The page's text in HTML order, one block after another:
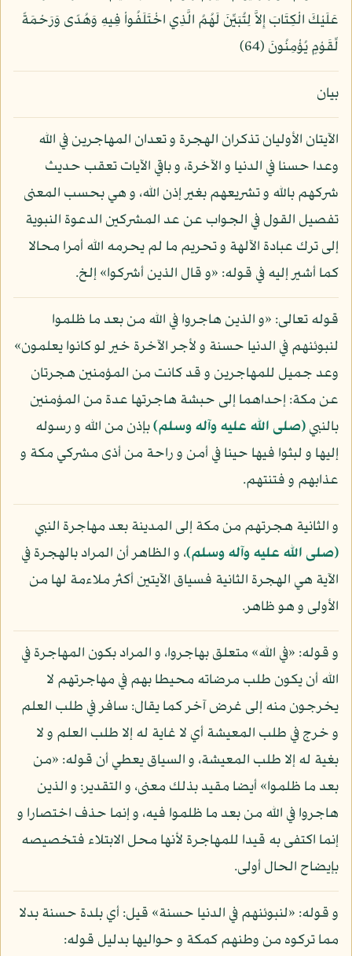
عَلَيْكَ الْكِتَابَ إِلاَّ لِتُبَيِّنَ لَهُمُ الَّذِي اخْتَلَفُواْ فِيهِ وَهُدًى وَرَحْمَةً
لِّقَوْمٍ يُؤْمِنُونَ (64)
بيان
الآيتان الأوليان تذكران الهجرة و تعدان المهاجرين في الله
وعدا حسنا في الدنيا و الآخرة، و باقي الآيات تعقب حديث
شركهم بالله و تشريعهم بغير إذن الله، و هي بحسب المعنى
تفصيل القول في الجواب عن عد المشركين الدعوة النبوية
إلى ترك عبادة الآلهة و تحريم ما لم يحرمه الله أمرا محالا
كما أشير إليه في قوله: «و قال الذين أشركوا» إلخ.
قوله تعالى: «و الذين هاجروا في الله من بعد ما ظلموا
لنبوئنهم في الدنيا حسنة و لأجر الآخرة خير لو كانوا يعلمون»
وعد جميل للمهاجرين و قد كانت من المؤمنين هجرتان
عن مكة: إحداهما إلى حبشة هاجرتها عدة من المؤمنين
بالنبي(صلى الله عليه وآله وسلم)بإذن من الله و رسوله
إليها و لبثوا فيها حينا في أمن و راحة من أذى مشركي مكة و
عذابهم و فتنتهم.
و الثانية هجرتهم من مكة إلى المدينة بعد مهاجرة النبي
(صلى الله عليه وآله وسلم)، و الظاهر أن المراد بالهجرة في
الآية هي الهجرة الثانية فسياق الآيتين أكثر ملاءمة لها من
الأولى و هو ظاهر.
و قوله: «في الله» متعلق بهاجروا، و المراد بكون المهاجرة في
الله أن يكون طلب مرضاته محيطا بهم في مهاجرتهم لا
يخرجون منه إلى غرض آخر كما يقال: سافر في طلب العلم
و خرج في طلب المعيشة أي لا غاية له إلا طلب العلم و لا
بغية له إلا طلب المعيشة، و السياق يعطي أن قوله: «من
بعد ما ظلموا» أيضا مقيد بذلك معنى، و التقدير: و الذين
هاجروا في الله من بعد ما ظلموا فيه، و إنما حذف اختصارا و
إنما اكتفى به قيدا للمهاجرة لأنها محل الابتلاء فتخصيصه
بإيضاح الحال أولى.
و قوله: «لنبوئنهم في الدنيا حسنة» قيل: أي بلدة حسنة بدلا
مما تركوه من وطنهم كمكة و حواليها بدليل قوله: